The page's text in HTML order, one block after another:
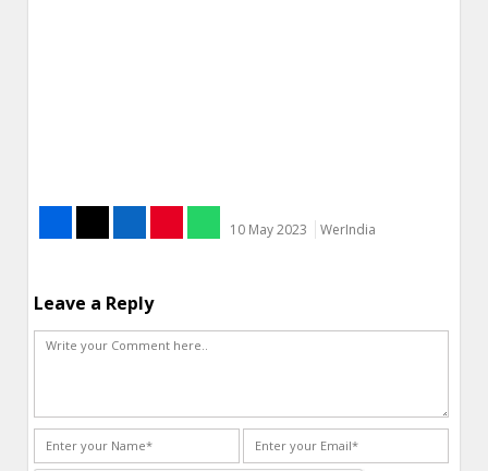
10 May 2023 WerIndia
Leave a Reply